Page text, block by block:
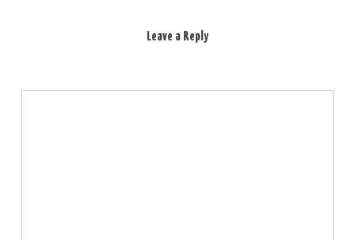
Leave a Reply